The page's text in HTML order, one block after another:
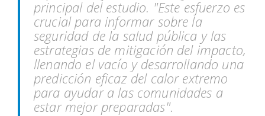
principal del estudio. "Este esfuerzo es
crucial para informar sobre la
seguridad de la salud pública y las
estrategias de mitigación del impacto,
llenando el vacío y desarrollando una
predicción eficaz del calor extremo
para ayudar a las comunidades a
estar mejor preparadas".